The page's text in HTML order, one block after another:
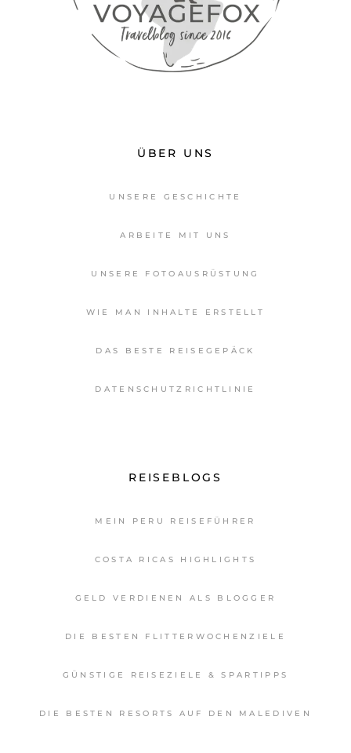
ÜBER UNS
UNSERE GESCHICHTE
ARBEITE MIT UNS
UNSERE FOTOAUSRÜSTUNG
WIE MAN INHALTE ERSTELLT
DAS BESTE REISEGEPÄCK
DATENSCHUTZRICHTLINIE
REISEBLOGS
MEIN PERU REISEFÜHRER
COSTA RICAS HIGHLIGHTS
GELD VERDIENEN ALS BLOGGER
DIE BESTEN FLITTERWOCHENZIELE
GÜNSTIGE REISEZIELE & SPARTIPPS
DIE BESTEN RESORTS AUF DEN MALEDIVEN